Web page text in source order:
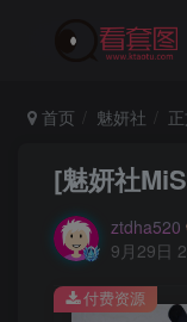
首页 魅妍社
[魅妍社
ztdha520
9月29日
付费资源